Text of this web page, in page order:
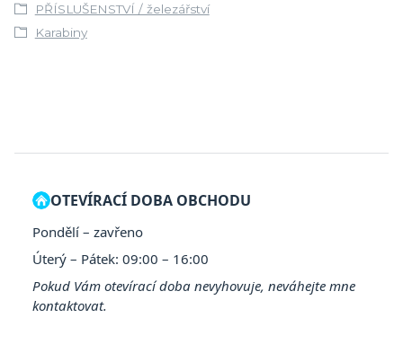
PŘÍSLUŠENSTVÍ / železářství
Karabiny
OTEVÍRACÍ DOBA OBCHODU
Pondělí – zavřeno
Úterý – Pátek: 09:00 – 16:00
Pokud Vám otevírací doba nevyhovuje, neváhejte mne
kontaktovat.